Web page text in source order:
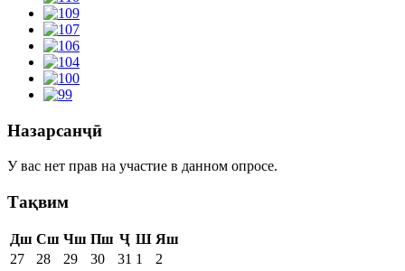
Назарсанҷӣ
У вас нет прав на участие в данном опросе.
Тақвим
Дш Сш Чш Пш Ҷ Ш Яш
27
28 29 30 31 1
2